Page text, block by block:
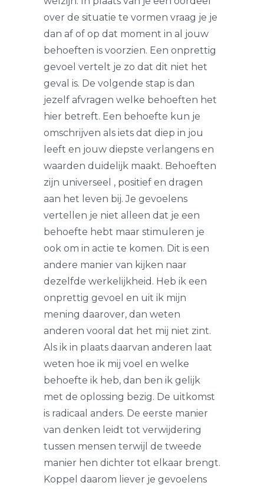
over de situatie te vormen vraag je je
dan af of op dat moment in al jouw
behoeften is voorzien. Een onprettig
gevoel vertelt je zo dat dit niet het
geval is. De volgende stap is dan
jezelf afvragen welke behoeften het
hier betreft. Een behoefte kun je
omschrijven als iets dat diep in jou
leeft en jouw diepste verlangens en
waarden duidelijk maakt. Behoeften
zijn universeel , positief en dragen
aan het leven bij. Je gevoelens
vertellen je niet alleen dat je een
behoefte hebt maar stimuleren je
ook om in actie te komen. Dit is een
andere manier van kijken naar
dezelfde werkelijkheid. Heb ik een
onprettig gevoel en uit ik mijn
mening daarover, dan weten
anderen vooral dat het mij niet zint.
Als ik in plaats daarvan anderen laat
weten hoe ik mij voel en welke
behoefte ik heb, dan ben ik gelijk
met de oplossing bezig. De uitkomst
is radicaal anders. De eerste manier
van denken leidt tot verwijdering
tussen mensen terwijl de tweede
manier hen dichter tot elkaar brengt.
Koppel daarom liever je gevoelens